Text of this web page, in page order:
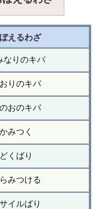
えるわざ
なりのキバ
りのキバ
おのキバ
かみつく
どくばり
みつける
イルばり